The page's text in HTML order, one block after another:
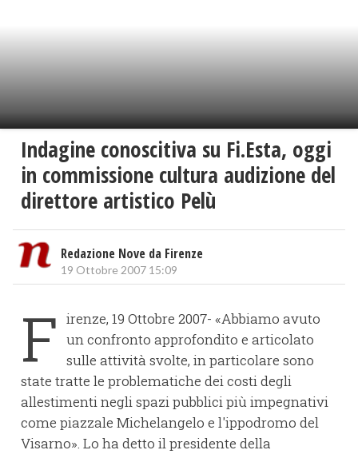
Indagine conoscitiva su Fi.Esta, oggi
in commissione cultura audizione del
direttore artistico Pelù
Redazione Nove da Firenze
19 Ottobre 2007 15:09
F irenze, 19 Ottobre 2007- «Abbiamo avuto
un confronto approfondito e articolato
sulle attività svolte, in particolare sono
state tratte le problematiche dei costi degli
allestimenti negli spazi pubblici più impegnativi
come piazzale Michelangelo e l'ippodromo del
Visarno». Lo ha detto il presidente della